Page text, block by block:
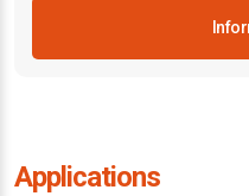
Applications